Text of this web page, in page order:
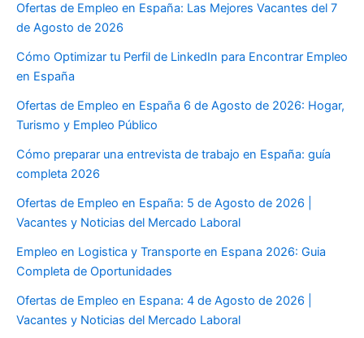
Ofertas de Empleo en España: Las Mejores Vacantes del 7
de Agosto de 2026
Cómo Optimizar tu Perfil de LinkedIn para Encontrar Empleo
en España
Ofertas de Empleo en España 6 de Agosto de 2026: Hogar,
Turismo y Empleo Público
Cómo preparar una entrevista de trabajo en España: guía
completa 2026
Ofertas de Empleo en España: 5 de Agosto de 2026 |
Vacantes y Noticias del Mercado Laboral
Empleo en Logistica y Transporte en Espana 2026: Guia
Completa de Oportunidades
Ofertas de Empleo en Espana: 4 de Agosto de 2026 |
Vacantes y Noticias del Mercado Laboral